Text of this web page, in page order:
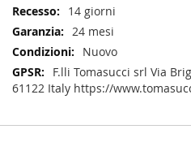
14 giorni
24 mesi
Nuovo
F.lli Tomasucci srl Via
61122 Italy https://